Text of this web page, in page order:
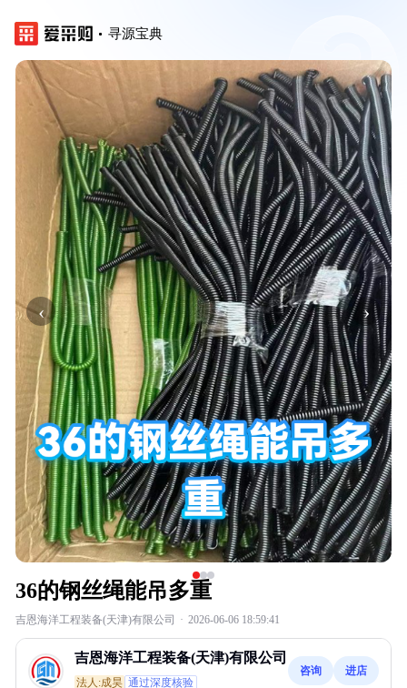
寻源宝典
‹ ›
36的钢丝绳能吊多重
吉恩海洋工程装备(天津)有限公司 · 2026-06-06 18:59:41
吉恩海洋工程装备(天津)有限公司
法人:成昊 通过深度核验
咨询 进店